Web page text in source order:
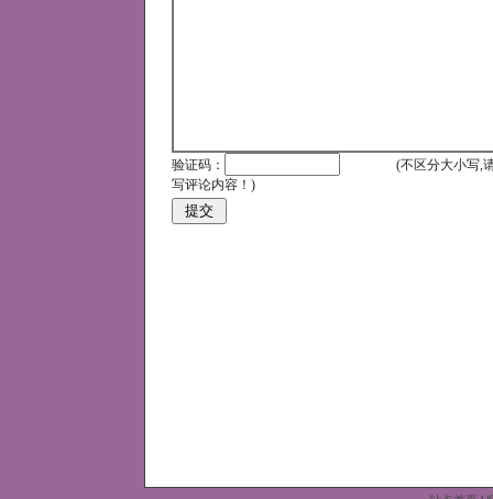
验证码：
(不区分大小写,
写评论内容！)